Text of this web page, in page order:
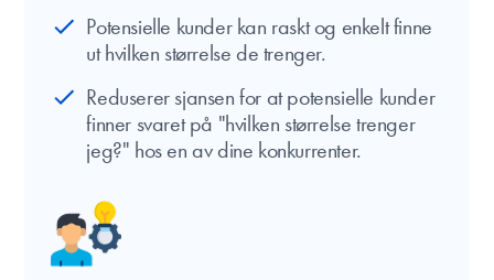
Potensielle kunder kan raskt og enkelt finne
ut hvilken størrelse de trenger.
Reduserer sjansen for at potensielle kunder
finner svaret på "hvilken størrelse trenger
jeg?" hos en av dine konkurrenter.